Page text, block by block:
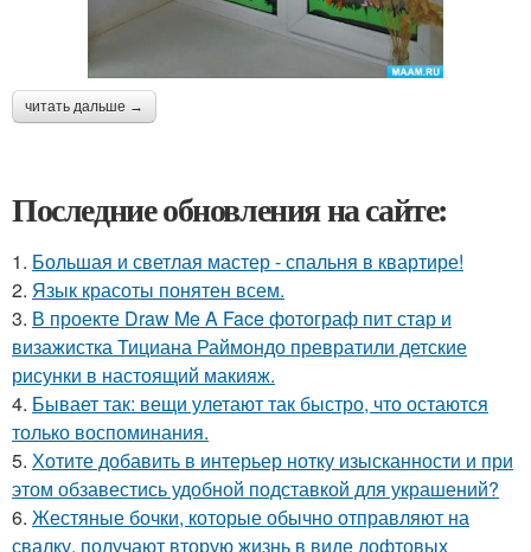
читать дальше →
Последние обновления на сайте:
1. Большая и светлая мастер - спальня в квартире!
2. Язык красоты понятен всем.
3. В проекте Draw Me A Face фотограф пит стар и
визажистка Тициана Раймондо превратили детские
рисунки в настоящий макияж.
4. Бывает так: вещи улетают так быстро, что остаются
только воспоминания.
5. Хотите добавить в интерьер нотку изысканности и при
этом обзавестись удобной подставкой для украшений?
6. Жестяные бочки, которые обычно отправляют на
свалку, получают вторую жизнь в виде лофтовых